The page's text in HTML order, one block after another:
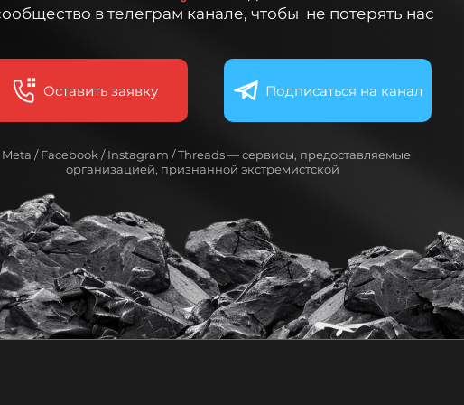
в телеграм канале, чтобы не потерять нас
Оставить заявку Подписаться на канал
Meta / Facebook / Instagram / Threads — сервисы, предоставляемые
организацией, признанной экстремистской